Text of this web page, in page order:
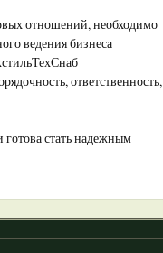
отношений, необходимо
ведения бизнеса
ответственность,
стать надежным